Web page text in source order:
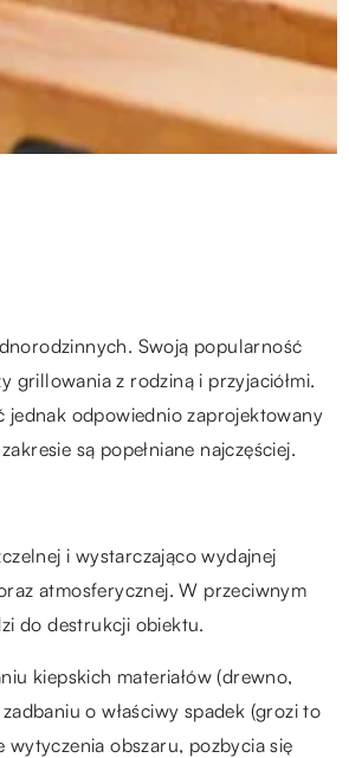
Swoją popularność
grillowania z rodziną i przyjaciółmi.
jednak odpowiednio zaprojektowany
są popełniane najczęściej.
i wystarczająco wydajnej
atmosferycznej. W przeciwnym
do destrukcji obiektu.
kiepskich materiałów (drewno,
o właściwy spadek (grozi to
wytyczenia obszaru, pozbycia się